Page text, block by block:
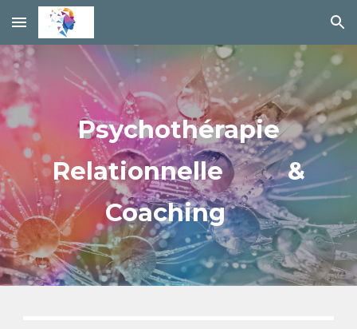
Skip to main content Skip to navigation
Psychothérapie
Relationnelle &
Coaching